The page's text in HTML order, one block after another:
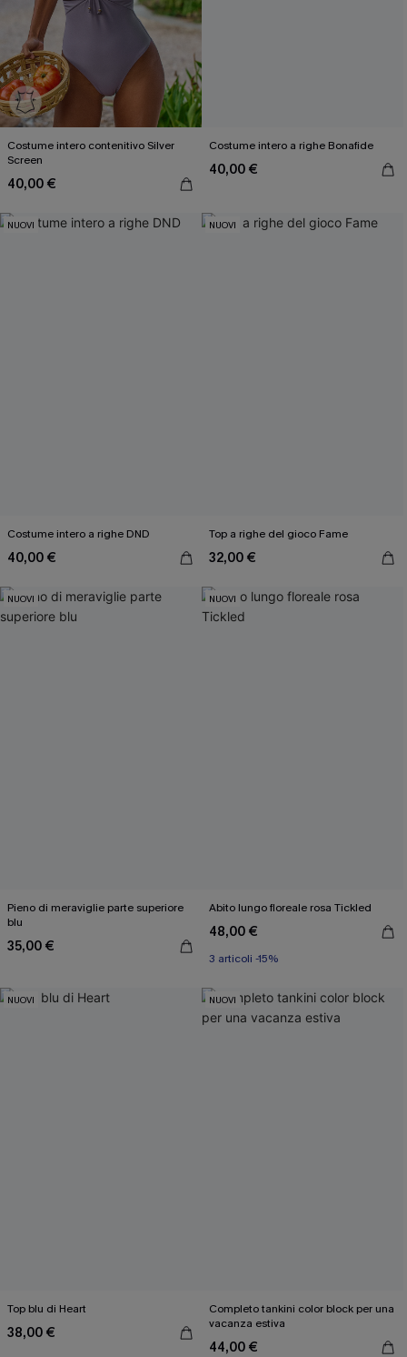
Costume intero contenitivo Silver
Screen
40,00 €
Costume intero a righe Bonafide
40,00 €
NUOVI
Costume intero a righe DND
40,00 €
NUOVI
Top a righe del gioco Fame
32,00 €
NUOVI
Pieno di meraviglie parte superiore
blu
35,00 €
NUOVI
Abito lungo floreale rosa Tickled
48,00 €
3 articoli -15%
NUOVI
Top blu di Heart
38,00 €
NUOVI
Completo tankini color block per una
vacanza estiva
44,00 €